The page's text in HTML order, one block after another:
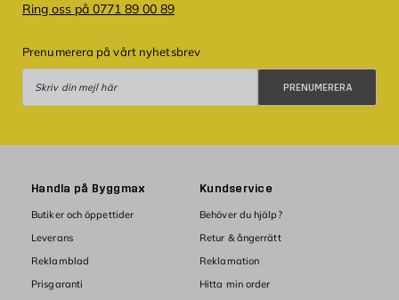
Ring oss på 0771 89 00 89
Prenumerera på vårt nyhetsbrev
PRENUMERERA
Handla på Byggmax
Butiker och öppettider
Leverans
Reklamblad
Prisgaranti
Kundservice
Behöver du hjälp?
Retur & ångerrätt
Reklamation
Hitta min order